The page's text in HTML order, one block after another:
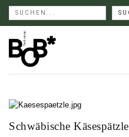
Schwäbische Käsespätzle